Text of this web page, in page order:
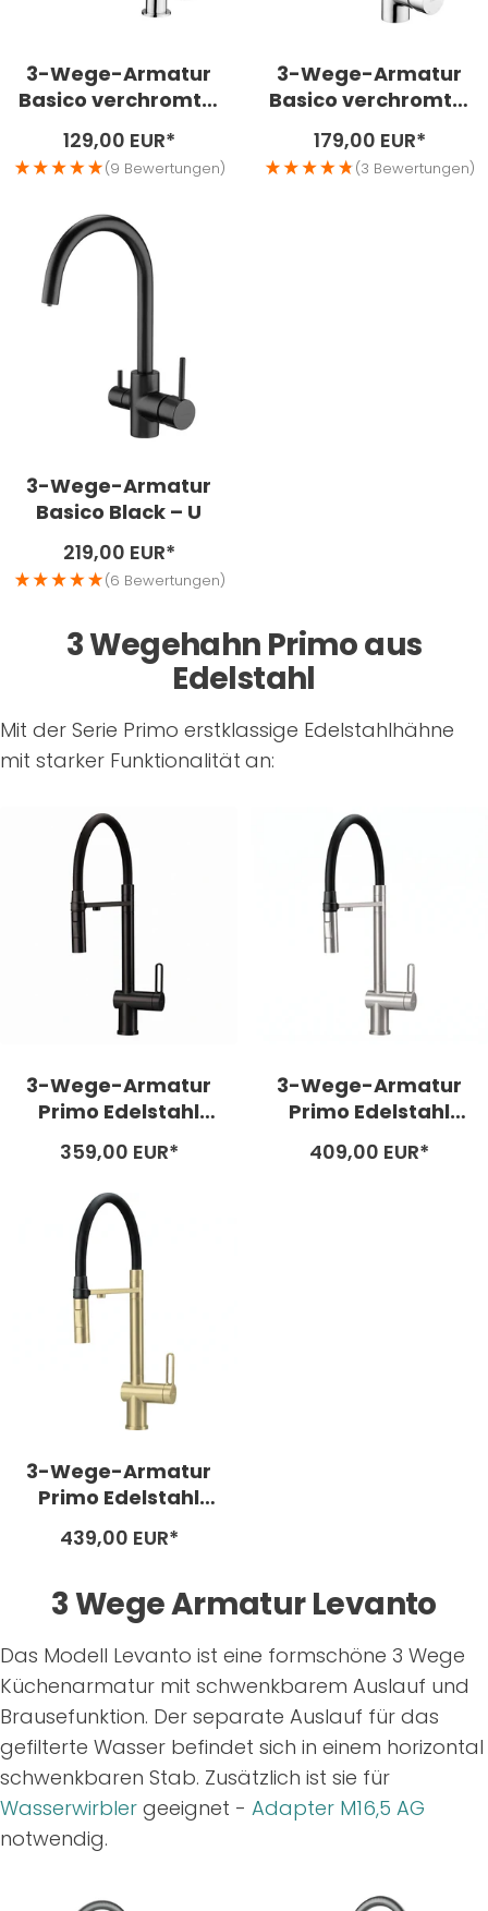
3-Wege-Armatur
Basico verchromt –
L
Angebotspreis
129,00 EUR*
(9 Bewertungen)
3-Wege-Armatur
Basico verchromt –
U
Angebotspreis
179,00 EUR*
(3 Bewertungen)
3-Wege-Armatur
Basico Black – U
Angebotspreis
219,00 EUR*
(6 Bewertungen)
3 Wegehahn Primo aus
Edelstahl
Mit der Serie Primo erstklassige Edelstahlhähne
mit starker Funktionalität an:
3-Wege-Armatur
Primo Edelstahl
black
Angebotspreis
359,00 EUR*
3-Wege-Armatur
Primo Edelstahl
matt
Angebotspreis
409,00 EUR*
3-Wege-Armatur
Primo Edelstahl
goldfarben
Angebotspreis
439,00 EUR*
3 Wege Armatur Levanto
Das Modell Levanto ist eine formschöne 3 Wege
Küchenarmatur mit schwenkbarem Auslauf und
Brausefunktion. Der separate Auslauf für das
gefilterte Wasser befindet sich in einem horizontal
schwenkbaren Stab. Zusätzlich ist sie für
Wasserwirbler geeignet - Adapter M16,5 AG
notwendig.